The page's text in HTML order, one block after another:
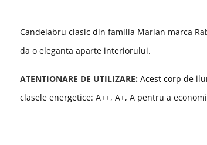
Candelabru clasic din familia Marian marca
da o eleganta aparte interiorului.
ATENTIONARE DE UTILIZARE: Acest corp de
clasele energetice: A++, A+, A pentru a